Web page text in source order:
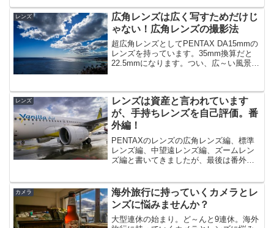
生でいいんですけど、何せお高い...
レンズ
広角レンズは広く写すためだけじ
ゃない！広角レンズの撮影法
超広角レンズとしてPENTAX DA15mmの
レンズを持っています。35mm換算だと
22.5mmになります。つい、広～い風景を
せん。広角レンズの特徴は、近いものは
大きく...
レンズ
レンズは資産と言われています
が、手持ちレンズを自己評価。番
外編！
PENTAXのレンズの広角レンズ編、標準
レンズ編、中望遠レンズ編、ズームレン
ズ編と書いてきましたが、最後は番外
３本のレンズについて書いてみようと思
います。マイクロフ...
カメラ
海外旅行に持っていくカメラとレ
ンズに悩みませんか？
大型連休の始まり。ど～んと9連休。海外